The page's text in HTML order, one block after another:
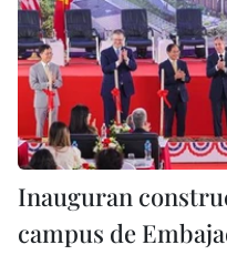
Inauguran
campus de